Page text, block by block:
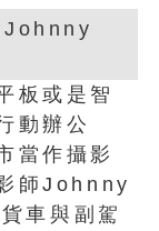
板或是智
動辦公
當作攝影
師Johnny
車與副駕